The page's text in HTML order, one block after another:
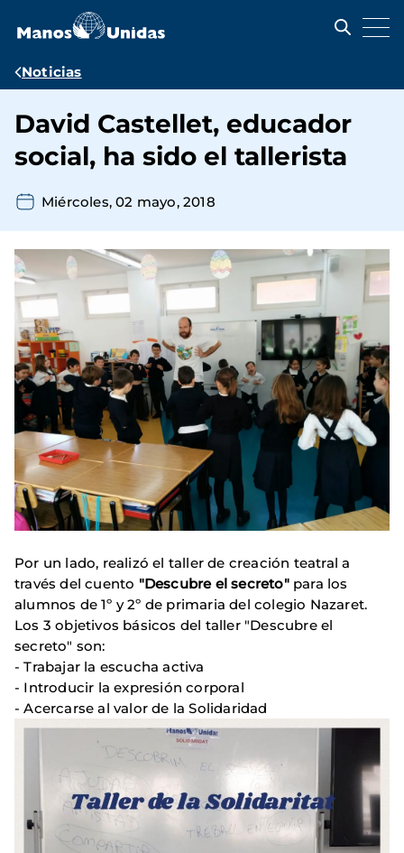
contenido
Ruta
navegación
Noticias
David Castellet, educador
social, ha sido el tallerista
Miércoles, 02 mayo, 2018
Por un lado, realizó el taller de creación teatral a
través del cuento "Descubre el secreto"para los
alumnos de 1º y 2º de primaria del colegio Nazaret.
Los 3 objetivos básicos del taller "Descubre el
secreto" son:
- Trabajar la escucha activa
- Introducir la expresión corporal
- Acercarse al valor de la Solidaridad